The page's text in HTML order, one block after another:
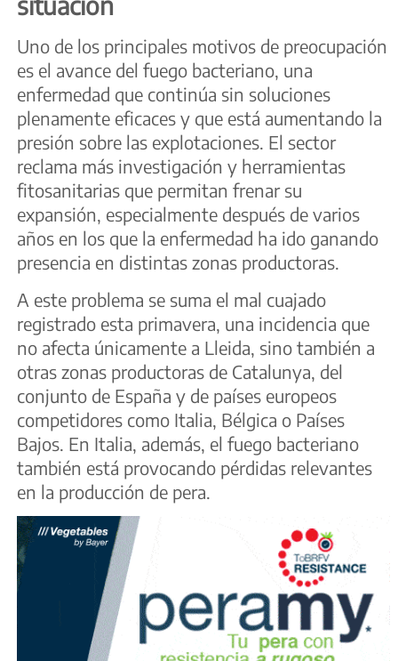
Uno de los principales motivos de preocupación
es el avance del fuego bacteriano, una
enfermedad que continúa sin soluciones
plenamente eficaces y que está aumentando la
presión sobre las explotaciones. El sector
reclama más investigación y herramientas
fitosanitarias que permitan frenar su
expansión, especialmente después de varios
años en los que la enfermedad ha ido ganando
presencia en distintas zonas productoras.
A este problema se suma el mal cuajado
registrado esta primavera, una incidencia que
no afecta únicamente a Lleida, sino también a
otras zonas productoras de Catalunya, del
conjunto de España y de países europeos
competidores como Italia, Bélgica o Países
Bajos. En Italia, además, el fuego bacteriano
también está provocando pérdidas relevantes
en la producción de pera.